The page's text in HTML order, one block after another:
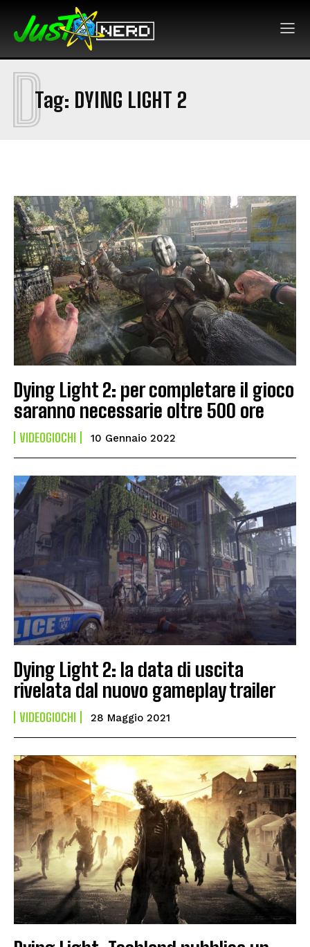
Tag: DYING LIGHT 2
D
Dying Light 2: per completare il gioco
saranno necessarie oltre 500 ore
VIDEOGIOCHI 10 Gennaio 2022
Dying Light 2: la data di uscita
rivelata dal nuovo gameplay trailer
VIDEOGIOCHI 28 Maggio 2021